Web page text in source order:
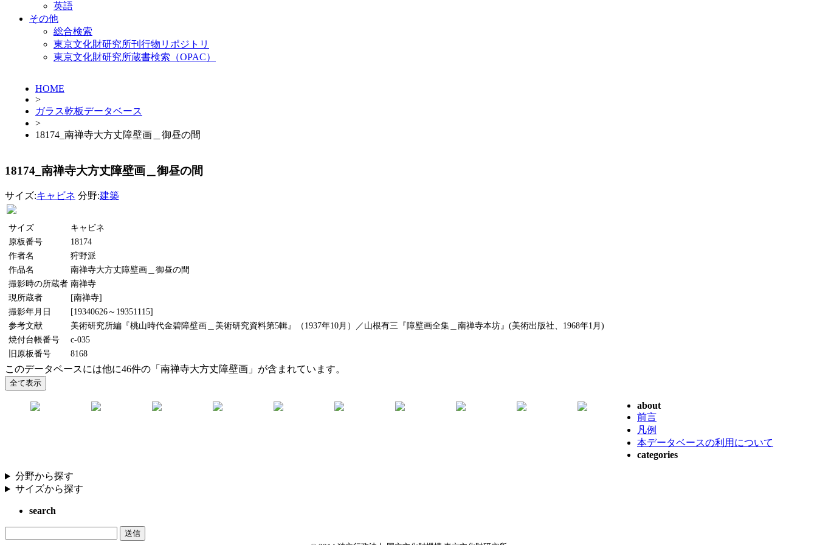
英語
その他
総合検索
東京文化財研究所刊行物リポジトリ
東京文化財研究所蔵書検索（OPAC）
HOME
>
ガラス乾板データベース
>
18174_南禅寺大方丈障壁画＿御昼の間
18174_南禅寺大方丈障壁画＿御昼の間
サイズ:キャビネ 分野:建築
サイズ
キャビネ
原板番号
18174
作者名
狩野派
作品名
南禅寺大方丈障壁画＿御昼の間
撮影時の所蔵者 南禅寺
現所蔵者
[南禅寺]
撮影年月日
[19340626～19351115]
参考文献
美術研究所編『桃山時代金碧障壁画＿美術研究資料第5輯』（1937年10月）／山根有三『障壁画全集＿南禅寺本坊』(美術出版社、1968年1月)
焼付台帳番号
c-035
旧原板番号
8168
このデータベースには他に46件の「南禅寺大方丈障壁画」が含まれています。
about
前言
凡例
本データベースの利用について
categories
分野から探す
サイズから探す
search